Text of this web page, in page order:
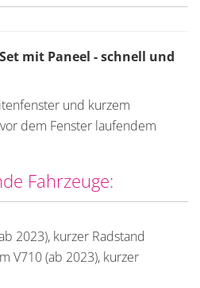
mit Paneel - schnell und
und kurzem
dem Fenster laufendem
Fahrzeuge:
2023), kurzer Radstand
V710 (ab 2023), kurzer